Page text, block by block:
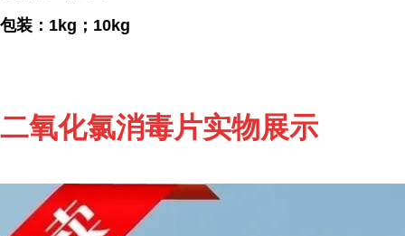
包装：1kg；10kg
二氧化氯消毒片实物展示